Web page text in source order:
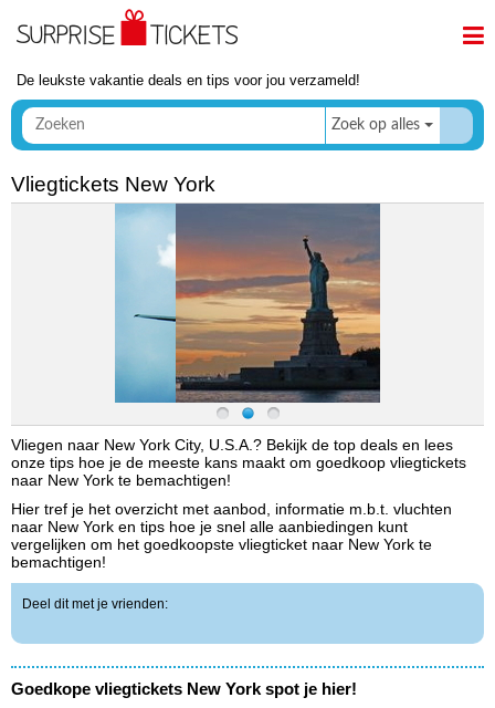
De leukste vakantie deals en tips voor jou verzameld!
Zoek op alles
Vliegtickets New York
Vliegen naar New York City, U.S.A.? Bekijk de top deals en lees
onze tips hoe je de meeste kans maakt om goedkoop vliegtickets
naar New York te bemachtigen!
Hier tref je het overzicht met aanbod, informatie m.b.t. vluchten
naar New York en tips hoe je snel alle aanbiedingen kunt
vergelijken om het goedkoopste vliegticket naar New York te
bemachtigen!
Deel dit met je vrienden:
Goedkope vliegtickets New York spot je hier!